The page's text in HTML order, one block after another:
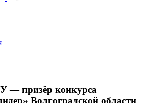
— призёр конкурса
Волгоградской области